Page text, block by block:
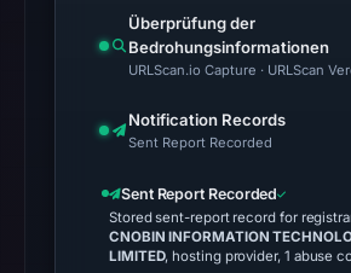
Überprüfung der
Bedrohungsinformationen
URLScan.io Capture · URLScan
Notification Records
Sent Report Recorded
Sent Report Recorded
Stored sent-report record for
CNOBIN INFORMATION
LIMITED, hosting provider, 1 abuse